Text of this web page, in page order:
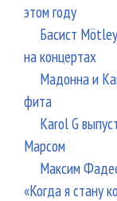
этом году
Басист
на концертах
Мадонна и
фита
Karol G
Марсом
Максим
«Когда я стану